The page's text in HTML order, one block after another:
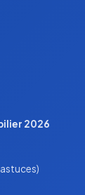
2026